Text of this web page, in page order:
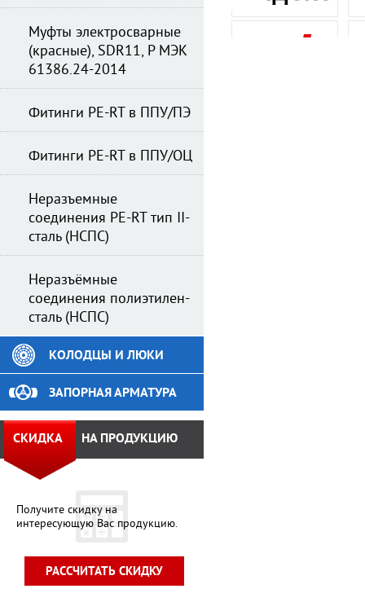
Муфты электросварные
(красные), SDR11, Р МЭК
61386.24-2014
Фитинги PE-RT в ППУ/ПЭ
Фитинги PE-RT в ППУ/ОЦ
Неразъемные
соединения PE-RT тип II-
сталь (НСПС)
Неразъёмные
соединения полиэтилен-
сталь (НСПС)
КОЛОДЦЫ И ЛЮКИ
ЗАПОРНАЯ АРМАТУРА
Получите скидку на
интересующую Вас продукцию.
СКИДКА НА ПРОДУКЦИЮ
РАССЧИТАТЬ СКИДКУ